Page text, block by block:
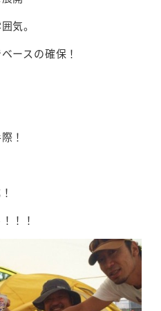
気。
ースの確保！
！
！！